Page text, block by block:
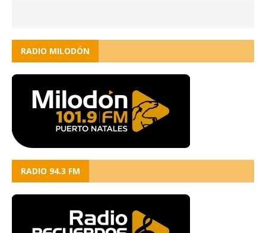
RADIO MILODÓN
RADIO 94.3 FM